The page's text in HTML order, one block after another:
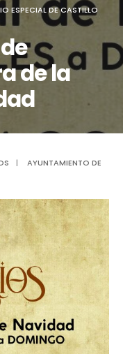
ESPECIAL DE CASTILLO
de la
|
AYUNTAMIENTO DE